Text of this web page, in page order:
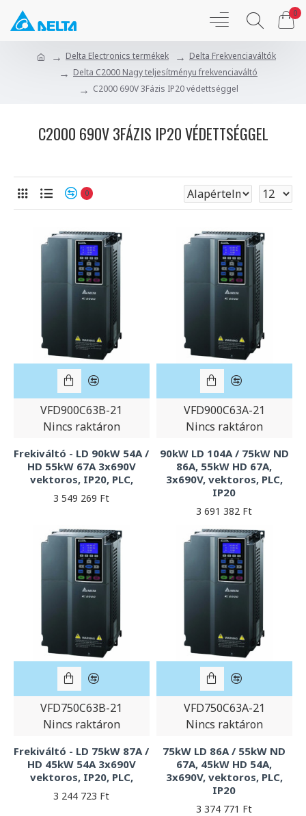
0
Delta Electronics termékek
Delta Frekvenciaváltók
Delta C2000 Nagy teljesítményu frekvenciaváltó
C2000 690V 3Fázis IP20 védettséggel
C2000 690V 3FÁZIS IP20 VÉDETTSÉGGEL
0
VFD900C63B-21
Nincs raktáron
Frekiváltó - LD 90kW 54A /
HD 55kW 67A 3x690V
vektoros, IP20, PLC,
3 549 269 Ft
VFD900C63A-21
Nincs raktáron
90kW LD 104A / 75kW ND
86A, 55kW HD 67A,
3x690V, vektoros, PLC,
IP20
3 691 382 Ft
VFD750C63B-21
Nincs raktáron
Frekiváltó - LD 75kW 87A /
HD 45kW 54A 3x690V
vektoros, IP20, PLC,
3 244 723 Ft
VFD750C63A-21
Nincs raktáron
75kW LD 86A / 55kW ND
67A, 45kW HD 54A,
3x690V, vektoros, PLC,
IP20
3 374 771 Ft